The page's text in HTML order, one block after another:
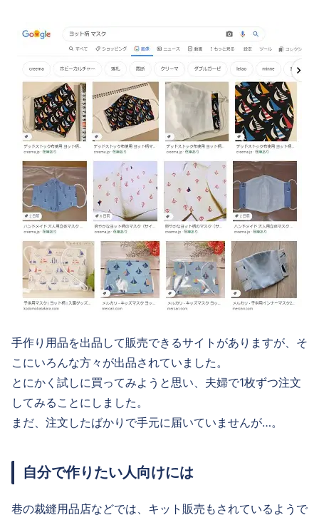
手作り用品を出品して販売できるサイトがありますが、そ
こにいろんな方々が出品されていました。
とにかく試しに買ってみようと思い、夫婦で1枚ずつ注文
してみることにしました。
まだ、注文したばかりで手元に届いていませんが…。
自分で作りたい人向けには
巷の裁縫用品店などでは、キット販売もされているようで